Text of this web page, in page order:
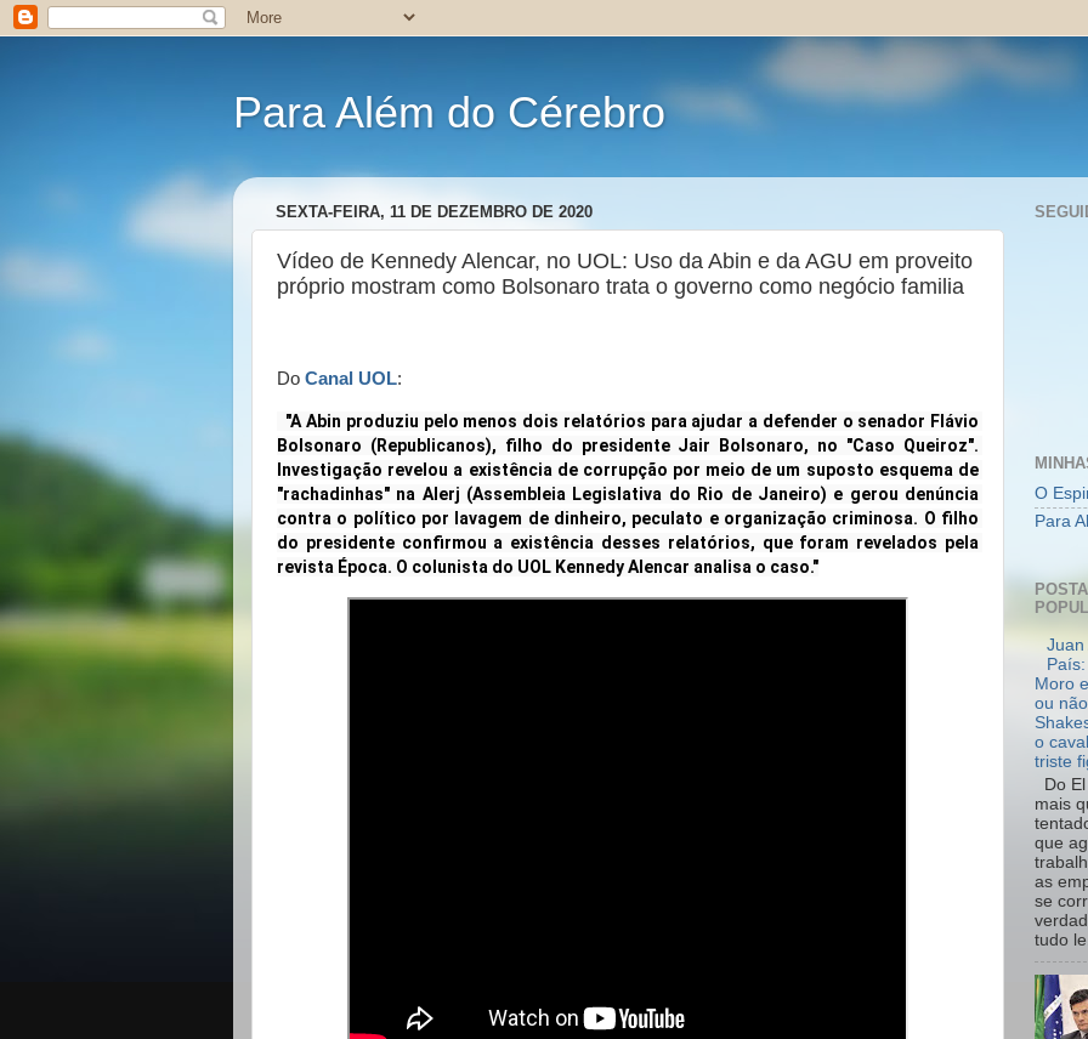
Para Além do Cérebro
SEXTA-FEIRA, 11 DE DEZEMBRO DE 2020
Vídeo de Kennedy Alencar, no UOL: Uso da Abin e da AGU em proveito
próprio mostram como Bolsonaro trata o governo como negócio familia
Do Canal UOL:
"A Abin produziu pelo menos dois relatórios para ajudar a defender o senador Flávio
Bolsonaro (Republicanos), filho do presidente Jair Bolsonaro, no "Caso Queiroz".
Investigação revelou a existência de corrupção por meio de um suposto esquema de
"rachadinhas" na Alerj (Assembleia Legislativa do Rio de Janeiro) e gerou denúncia
contra o político por lavagem de dinheiro, peculato e organização criminosa. O filho
do presidente confirmou a existência desses relatórios, que foram revelados pela
revista Época. O colunista do UOL Kennedy Alencar analisa o caso."
O
Para
Juan
Moro
ou
o
triste
Do
mais
que
as
se
tudo